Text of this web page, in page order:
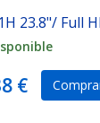
23.8"/ Full
€